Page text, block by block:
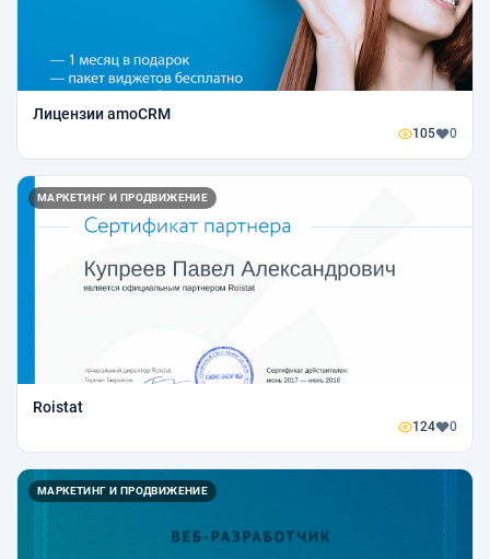
Лицензии amoCRM
105 0
МАРКЕТИНГ И ПРОДВИЖЕНИЕ
Roistat
124 0
МАРКЕТИНГ И ПРОДВИЖЕНИЕ